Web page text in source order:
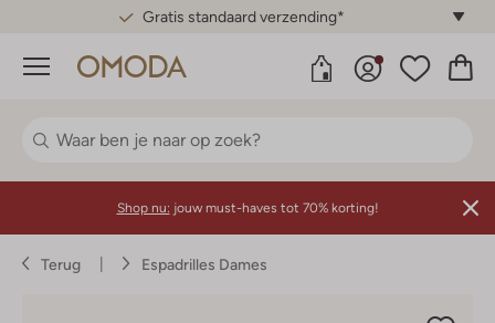
Gratis standaard verzending*
Menu
Shop nu: jouw must-haves tot 70% korting!
Terug Espadrilles Dames